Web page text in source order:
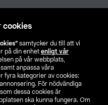
cookies
samtycker du till att vi
på din enhet enligt vår
på vår webbplats,
anpassa våra
fyra kategorier av cookies:
För nödvändiga
dessa cookies är
ska kunna fungera. Om
butik
FI